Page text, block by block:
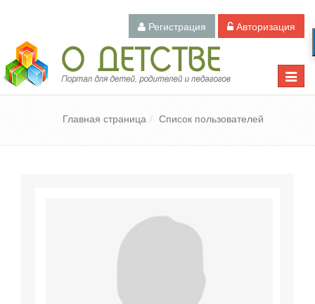
Регистрация Авторизация
Toggle
Педагогический портал «О детстве»
Главная страница Список пользователей